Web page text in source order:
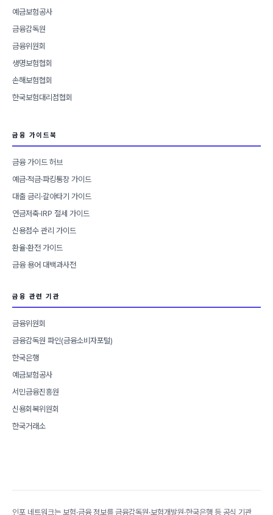
예금보험공사
금융감독원
금융위원회
생명보험협회
손해보험협회
한국보험대리점협회
금융 가이드북
금융 가이드 허브
예금·적금·파킹통장 가이드
대출 금리·갈아타기 가이드
연금저축·IRP 절세 가이드
신용점수 관리 가이드
환율·환전 가이드
금융 용어 대백과사전
금융 관련 기관
금융위원회
금융감독원 파인(금융소비자포털)
한국은행
예금보험공사
서민금융진흥원
신용회복위원회
한국거래소
인포 네트워크는 보험·금융 정보를 금융감독원·보험개발원·한국은행 등 공식 기관